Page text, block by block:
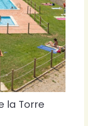
la Torre